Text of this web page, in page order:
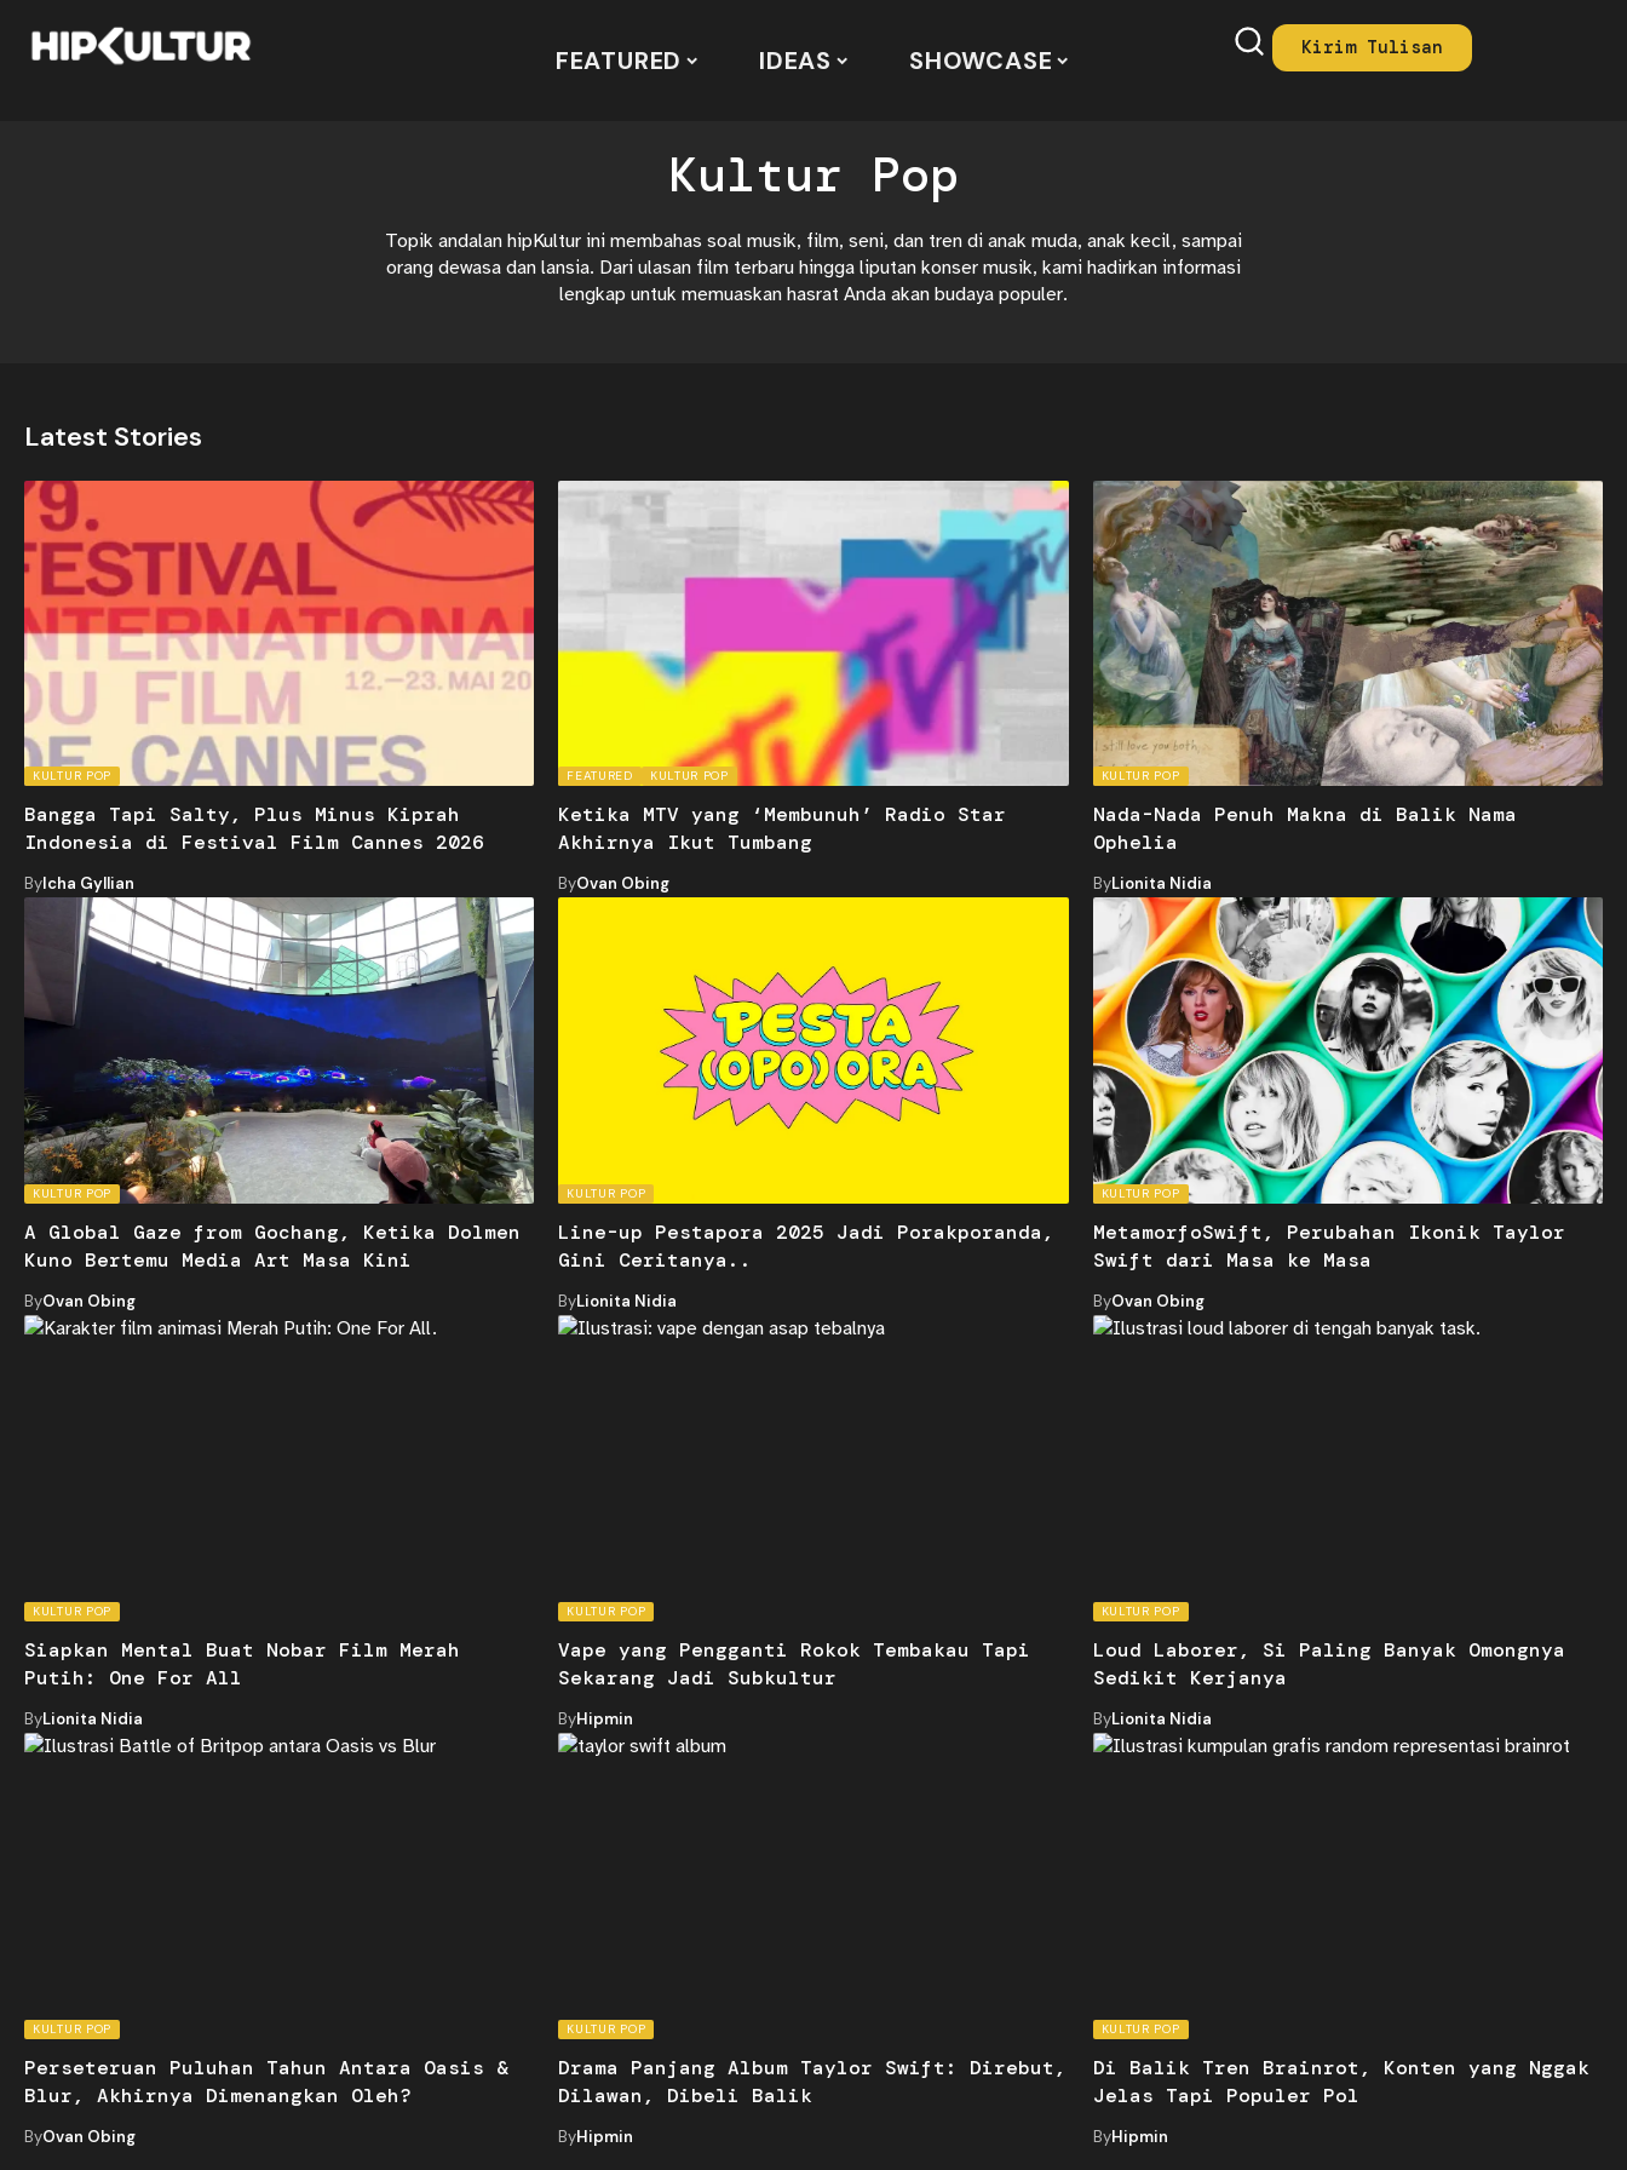
FEATURED IDEAS SHOWCASE Kirim Tulisan
Kultur Pop
Topik andalan hipKultur ini membahas soal musik, film, seni, dan tren di anak muda, anak kecil, sampai
orang dewasa dan lansia. Dari ulasan film terbaru hingga liputan konser musik, kami hadirkan informasi
lengkap untuk memuaskan hasrat Anda akan budaya populer.
Latest Stories
KULTUR POP
Bangga Tapi Salty, Plus Minus Kiprah
Indonesia di Festival Film Cannes 2026
ByIcha Gyllian
FEATURED KULTUR POP
Ketika MTV yang ‘Membunuh’ Radio Star
Akhirnya Ikut Tumbang
ByOvan Obing
KULTUR POP
Nada-Nada Penuh Makna di Balik Nama
Ophelia
ByLionita Nidia
KULTUR POP
A Global Gaze from Gochang, Ketika Dolmen
Kuno Bertemu Media Art Masa Kini
ByOvan Obing
KULTUR POP
Line-up Pestapora 2025 Jadi Porakporanda,
Gini Ceritanya..
ByLionita Nidia
KULTUR POP
MetamorfoSwift, Perubahan Ikonik Taylor
Swift dari Masa ke Masa
ByOvan Obing
KULTUR POP
Siapkan Mental Buat Nobar Film Merah
Putih: One For All
ByLionita Nidia
KULTUR POP
Vape yang Pengganti Rokok Tembakau Tapi
Sekarang Jadi Subkultur
ByHipmin
KULTUR POP
Loud Laborer, Si Paling Banyak Omongnya
Sedikit Kerjanya
ByLionita Nidia
KULTUR POP
Perseteruan Puluhan Tahun Antara Oasis &
Blur, Akhirnya Dimenangkan Oleh?
ByOvan Obing
KULTUR POP
Drama Panjang Album Taylor Swift: Direbut,
Dilawan, Dibeli Balik
ByHipmin
KULTUR POP
Di Balik Tren Brainrot, Konten yang Nggak
Jelas Tapi Populer Pol
ByHipmin